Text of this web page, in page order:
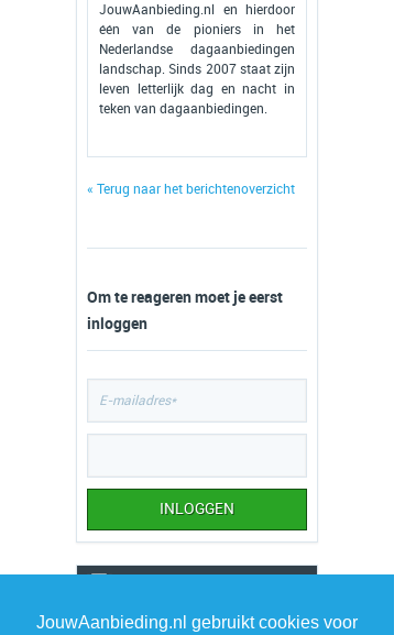
JouwAanbieding.nl gebruikt cookies voor
JouwAanbieding.nl en hierdoor
één van de pioniers in het
Nederlandse dagaanbiedingen
landschap. Sinds 2007 staat zijn
leven letterlijk dag en nacht in
teken van dagaanbiedingen.
« Terug naar het berichtenoverzicht
Om te reageren moet je eerst
inloggen
1
Escada Especially